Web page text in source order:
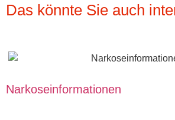
Das könnte Sie auch
Narkoseinformationen